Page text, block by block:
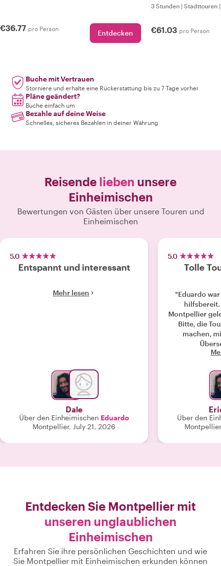
€36.77 pro Person Entdecken
3 Stunden | Stadttouren
€61.03 pro Person
Buche mit Vertrauen
Storniere und erhalte eine Rückerstattung bis zu 7 Tage vorher
Pläne geändert?
Buche einfach um
Bezahle auf deine Weise
Schnelles, sicheres Bezahlen in deiner Währung
Reisende lieben unsere
Einheimischen
Bewertungen von Gästen über unsere Touren und
Einheimischen
5.0
Entspannt und interessant
Mehr lesen
Dale
Über den Einheimischen Eduardo
Montpellier, July 21, 2026
5.0
Tolle
"Eduardo
hilfsbereit.
Montpellier
Bitte, die
machen,
Über den
Entdecken Sie Montpellier mit
unseren unglaublichen
Einheimischen
Erfahren Sie ihre persönlichen Geschichten und wie
Sie Montpellier mit Einheimischen erkunden können